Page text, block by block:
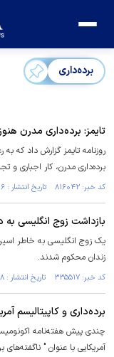
برده‌داری
تایمز: برده‌داری مدرن
روزنامه تایمز گزارش داد که
برده‌داری مدرن، کار اجباری و
کد خبر: ۸۱۶۰۴۲ تاریخ انتشار : ۱۴۰۱/۱۰/۰۶
بازداشت زوج انگلیسی به دلیل 26 سال
زندان محکوم شدند.
کد خبر: ۳۳۵۵۱۷ تاریخ انتشار : ۱۳۹۴/۰۹/۱۸
برده‌داری و کاپیتالیسم
چندی پیش هفته‌نامه
آمریکایی با عنوان "